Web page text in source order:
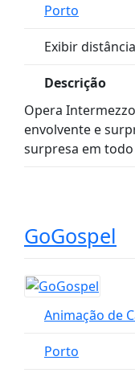
Porto
Exibir distância
Descrição
Opera
envolvente e
surpresa em
GoGospel
Animação de
Porto